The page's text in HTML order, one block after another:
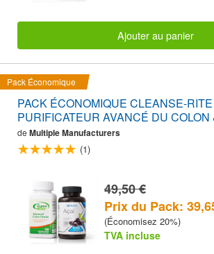
Ajouter au panier
Pack Économique
PACK ÉCONOMIQUE CLEANSE-
PURIFICATEUR AVANCÉ DU COLON
de Multiple Manufacturers
(1)
49,50 €
Prix du Pack:
(Économisez 20%)
TVA incluse